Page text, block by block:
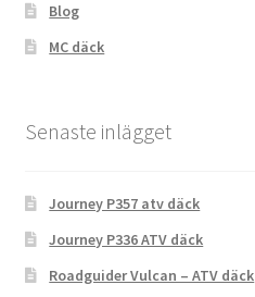
Blog
MC däck
Senaste inlägget
Journey P357 atv däck
Journey P336 ATV däck
Roadguider Vulcan – ATV däck